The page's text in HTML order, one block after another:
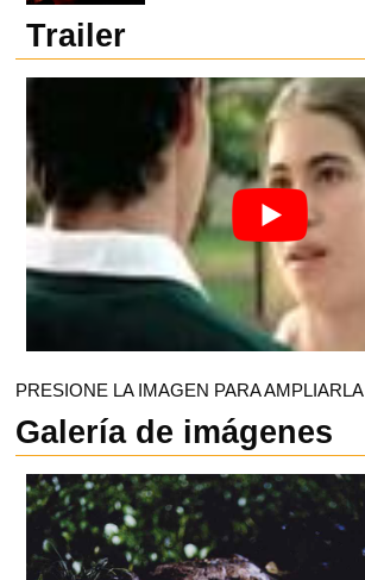
Trailer
PRESIONE LA IMAGEN PARA AMPLIARLA
Galería de imágenes